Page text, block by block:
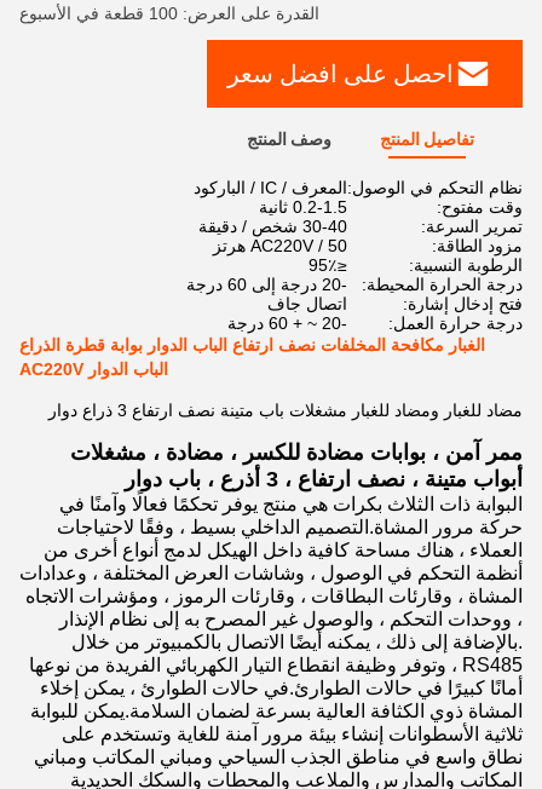
القدرة على العرض: 100 قطعة في الأسبوع
احصل على افضل سعر
تفاصيل المنتج وصف المنتج
نظام التحكم في الوصول:المعرف / IC / الباركود
وقت مفتوح:
0.2-1.5 ثانية
تمرير السرعة:
30-40 شخص / دقيقة
مزود الطاقة:
AC220V / 50 هرتز
الرطوبة النسبية:
≤95٪
درجة الحرارة المحيطة:
-20 درجة إلى 60 درجة
فتح إدخال إشارة:
اتصال جاف
درجة حرارة العمل:
-20 ~ + 60 درجة
الغبار مكافحة المخلفات نصف ارتفاع الباب الدوار بوابة قطرة الذراع
الباب الدوار AC220V
مضاد للغبار ومضاد للغبار مشغلات باب متينة نصف ارتفاع 3 ذراع دوار
ممر آمن ، بوابات مضادة للكسر ، مضادة ، مشغلات
أبواب متينة ، نصف ارتفاع ، 3 أذرع ، باب دوار
البوابة ذات الثلاث بكرات هي منتج يوفر تحكمًا فعالًا وآمنًا في
حركة مرور المشاة.التصميم الداخلي بسيط ، وفقًا لاحتياجات
العملاء ، هناك مساحة كافية داخل الهيكل لدمج أنواع أخرى من
أنظمة التحكم في الوصول ، وشاشات العرض المختلفة ، وعدادات
المشاة ، وقارئات البطاقات ، وقارئات الرموز ، ومؤشرات الاتجاه
، ووحدات التحكم ، والوصول غير المصرح به إلى نظام الإنذار
.بالإضافة إلى ذلك ، يمكنه أيضًا الاتصال بالكمبيوتر من خلال
RS485 ، وتوفر وظيفة انقطاع التيار الكهربائي الفريدة من نوعها
أمانًا كبيرًا في حالات الطوارئ.في حالات الطوارئ ، يمكن إخلاء
المشاة ذوي الكثافة العالية بسرعة لضمان السلامة.يمكن للبوابة
ثلاثية الأسطوانات إنشاء بيئة مرور آمنة للغاية وتستخدم على
نطاق واسع في مناطق الجذب السياحي ومباني المكاتب ومباني
المكاتب والمدارس والملاعب والمحطات والسكك الحديدية